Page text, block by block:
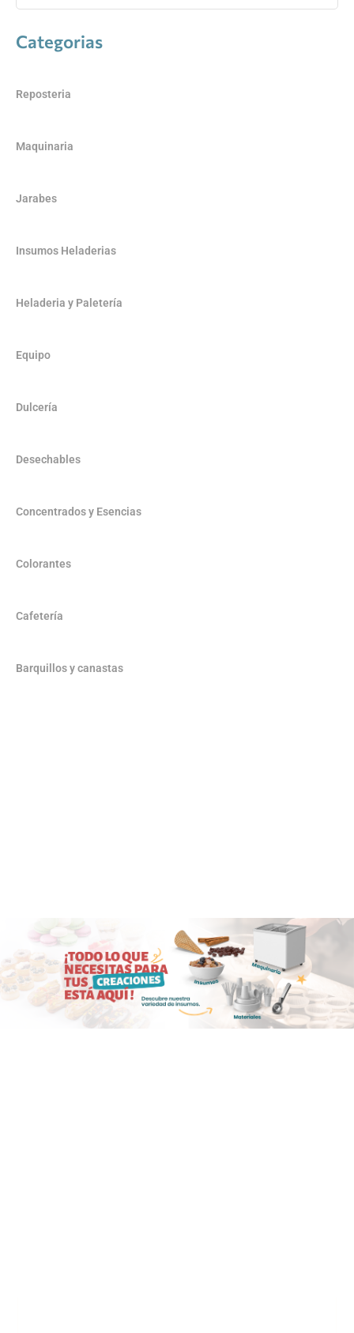
Categorias
Reposteria
Maquinaria
Jarabes
Insumos Heladerias
Heladeria y Paletería
Equipo
Dulcería
Desechables
Concentrados y Esencias
Colorantes
Cafetería
Barquillos y canastas